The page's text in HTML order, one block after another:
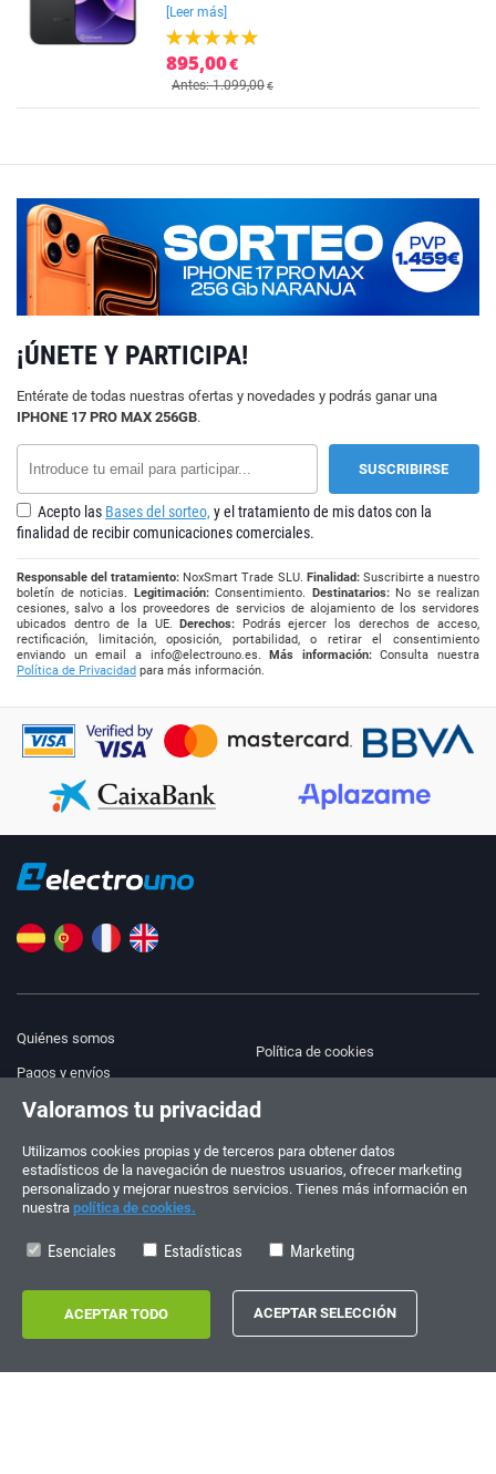
[Leer más]
895,00€
Antes: 1.099,00€
¡ÚNETE Y PARTICIPA!
Entérate de todas nuestras ofertas y novedades y podrás ganar una
IPHONE 17 PRO MAX 256GB.
Acepto las Bases del sorteo, y el tratamiento de mis datos con la
finalidad de recibir comunicaciones comerciales.
Responsable del tratamiento: NoxSmart Trade SLU. Finalidad:Suscribirte a nuestro
boletín de noticias. Legitimación:Consentimiento. Destinatarios:No se realizan
cesiones, salvo a los proveedores de servicios de alojamiento de los servidores
ubicados dentro de la UE.Derechos: Podrás ejercer los derechos de acceso,
rectificación, limitación, oposición, portabilidad, o retirar el consentimiento
enviando un email a info@electrouno.es.Más información:Consulta nuestra
Política de Privacidad para más información.
Quiénes somos
Pagos y envíos
Aviso legal
Política de privacidad
Política de cookies
+34 910 600 459
HORARIO DE VERANO
Lunes a viernes: 10:00 - 14:00
Valoramos tu privacidad
Utilizamos cookies propias y de terceros para obtener datos
estadísticos de la navegación de nuestros usuarios, ofrecer marketing
personalizado y mejorar nuestros servicios. Tienes más información en
nuestra política de cookies.
Esenciales Estadísticas Marketing